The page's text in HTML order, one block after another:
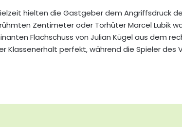
hielten die Gastgeber dem Angriffsdruck
Zentimeter oder Torhüter Marcel Lubik
Flachschuss von Julian Kügel aus dem
Klassenerhalt perfekt, während die Spieler des